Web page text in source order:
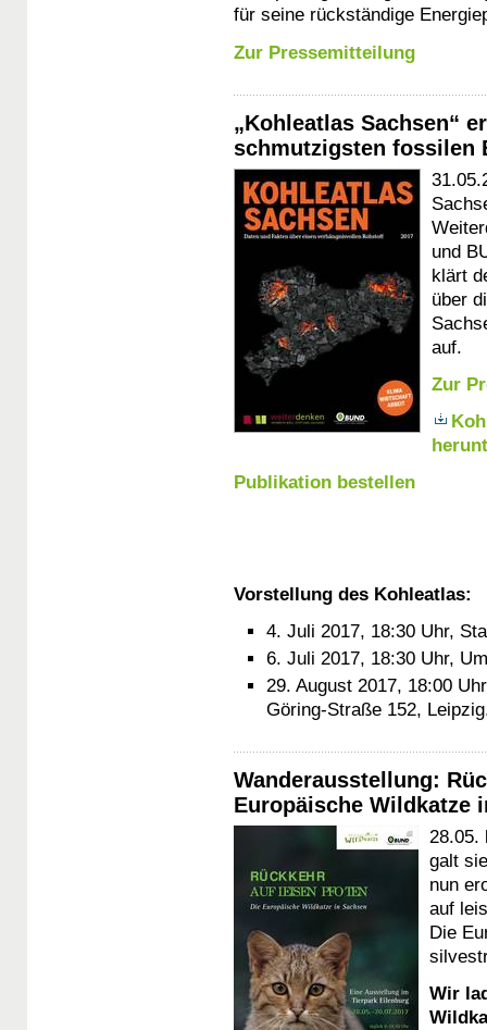
für seine rückständige
Zur Pressemitteilung
„Kohleatlas Sachsen“
schmutzigsten fossilen
und
klärt
über
auf.
Zur
Publikation bestellen
Vorstellung des Kohleatlas:
4. Juli 2017, 18:30 Uhr,
6. Juli 2017, 18:30 Uhr,
29. August 2017, 18:00
Göring-Straße 152,
Wanderausstellung:
Europäische Wildkatze
28.05.
galt
nun
auf
Die
Wir